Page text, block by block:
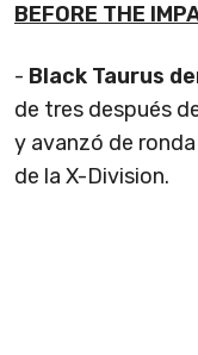
BEFORE THE
- Black Taurus
de tres después
y avanzó de
de la X-Division.